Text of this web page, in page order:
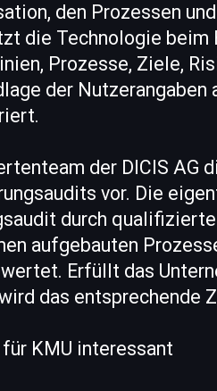
den Prozessen
die Technologie beim
Prozesse, Ziele,
der Nutzerangaben
der DICIS AG
vor. Die
durch
aufgebauten
Erfüllt das
das entsprechende
KMU interessant